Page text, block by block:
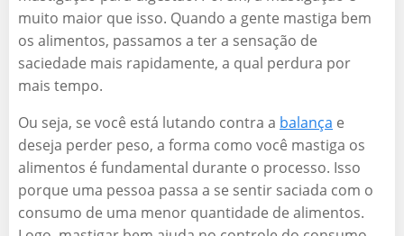
muito maior que isso. Quando a gente mastiga bem
os alimentos, passamos a ter a sensação de
saciedade mais rapidamente, a qual perdura por
mais tempo.
Ou seja, se você está lutando contra a balança e
deseja perder peso, a forma como você mastiga os
alimentos é fundamental durante o processo. Isso
porque uma pessoa passa a se sentir saciada com o
consumo de uma menor quantidade de alimentos.